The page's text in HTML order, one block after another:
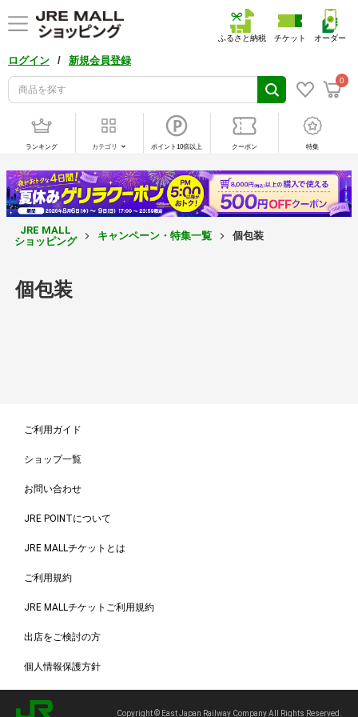
ログイン / 新規会員登録
0
ふるさと納税 チケット オーダー
ランキング カテゴリ ポイント10倍以上 クーポン 特集
JRE MALL
ショッピング
キャンペーン・特集一覧 個包装
個包装
ご利用ガイド
ショップ一覧
お問い合わせ
JRE POINTについて
JRE MALLチケットとは
ご利用規約
JRE MALLチケットご利用規約
出店をご検討の方
個人情報保護方針
Copyright © East Japan Railway Company All Rights Reserved.